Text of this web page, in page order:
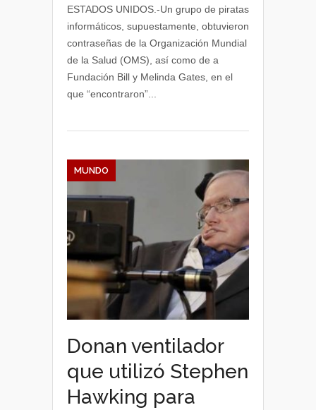
ESTADOS UNIDOS.-Un grupo de piratas
informáticos, supuestamente, obtuvieron
contraseñas de la Organización Mundial
de la Salud (OMS), así como de a
Fundación Bill y Melinda Gates, en el
que “encontraron”...
MUNDO
Donan ventilador
que utilizó Stephen
Hawking para